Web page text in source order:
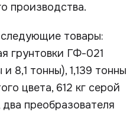
производства.
товары:
грунтовки ГФ-021
8,1 тонны), 1,139 тонны
цвета, 612 кг серой
преобразователя